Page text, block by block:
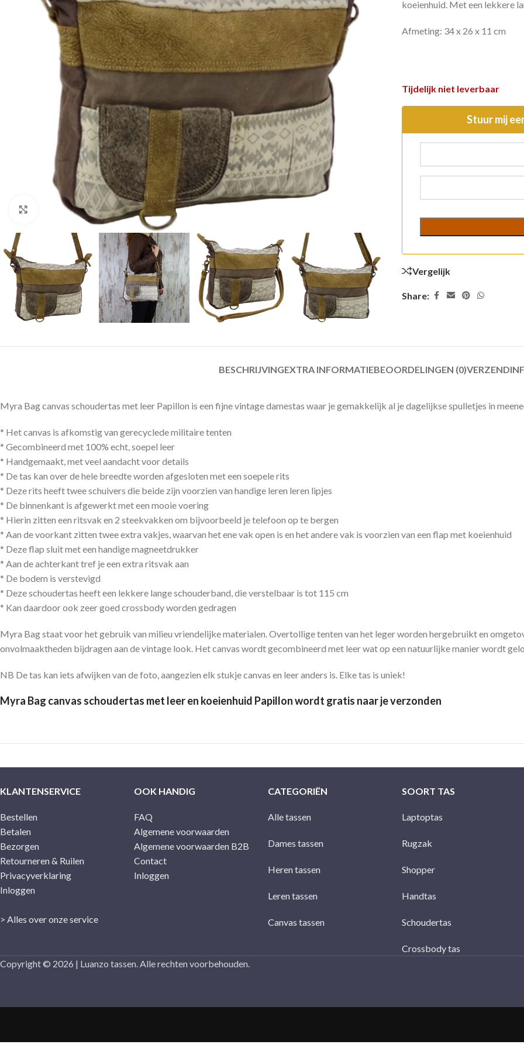
Click to enlarge
koeienhuid. Met een lekkere
Afmeting: 34 x 26 x 11 cm
Tijdelijk niet leverbaar
Stuur mij
Vergelijk
Share:
BESCHRIJVINGEXTRA INFORMATIEBEOORDELINGEN (0)
Myra Bag canvas schoudertas met leer Papillon is een fijne vintage damestas waar je gemakkelijk al je dagelijkse spulletjes in
* Het canvas is afkomstig van gerecyclede militaire tenten
* Gecombineerd met 100% echt, soepel leer
* Handgemaakt, met veel aandacht voor details
* De tas kan over de hele breedte worden afgesloten met een soepele rits
* Deze rits heeft twee schuivers die beide zijn voorzien van handige leren leren lipjes
* De binnenkant is afgewerkt met een mooie voering
* Hierin zitten een ritsvak en 2 steekvakken om bijvoorbeeld je telefoon op te bergen
* Aan de voorkant zitten twee extra vakjes, waarvan het ene vak open is en het andere vak is voorzien van een flap met koeienhuid
* Deze flap sluit met een handige magneetdrukker
* Aan de achterkant tref je een extra ritsvak aan
* De bodem is verstevigd
* Deze schoudertas heeft een lekkere lange schouderband, die verstelbaar is tot 115 cm
* Kan daardoor ook zeer goed crossbody worden gedragen
Myra Bag staat voor het gebruik van milieu vriendelijke materialen. Overtollige tenten van het leger worden hergebruikt en
onvolmaaktheden bijdragen aan de vintage look. Het canvas wordt gecombineerd met leer wat op een natuurlijke manier wordt
NB De tas kan iets afwijken van de foto, aangezien elk stukje canvas en leer anders is. Elke tas is uniek!
Myra Bag canvas schoudertas met leer en koeienhuid Papillon wordt gratis naar je verzonden
KLANTENSERVICE
Bestellen
Betalen
Bezorgen
Retourneren & Ruilen
Privacyverklaring
Inloggen
> Alles over onze service
OOK HANDIG
FAQ
Algemene voorwaarden
Algemene voorwaarden B2B
Contact
Inloggen
CATEGORIËN
Alle tassen
Dames tassen
Heren tassen
Leren tassen
Canvas tassen
SOORT TAS
Laptoptas
Rugzak
Shopper
Handtas
Schoudertas
Crossbody tas
Copyright © 2026 | Luanzo tassen. Alle rechten voorbehouden.